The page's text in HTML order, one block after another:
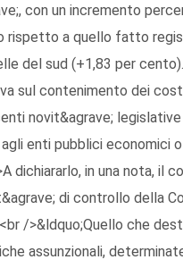
con un incremento
rispetto a quello fatto
del sud (+1,83 per
sul contenimento dei
novit&agrave;
enti pubblici economici
dichiararlo, in una nota, il
di controllo della
/>&ldquo;Quello che
assunzionali,